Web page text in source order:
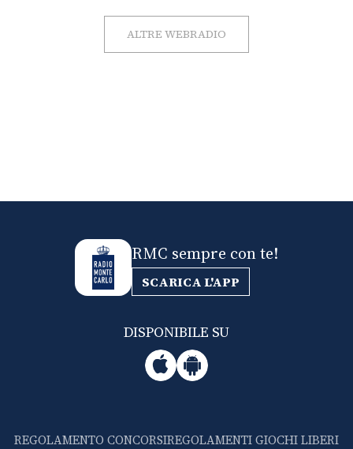
ALTRE WEBRADIO
RMC sempre con te!
SCARICA L'APP
DISPONIBILE SU
REGOLAMENTO CONCORSIREGOLAMENTI GIOCHI LIBERI